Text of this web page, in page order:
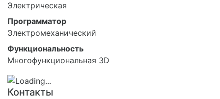
Электрическая
Программатор
Электромеханический
Функциональность
Многофункциональная 3D
Контакты